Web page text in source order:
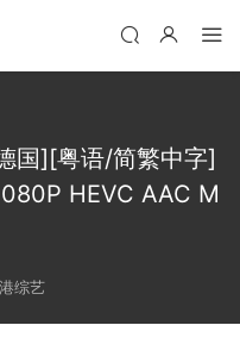
国][粤语/简繁中字]
HEVC AAC M
综艺